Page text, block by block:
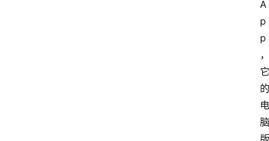
A
p
p
，
它
的
电
脑
版